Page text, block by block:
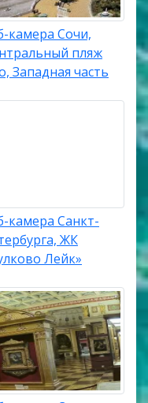
камера Сочи,
пляж
Западная часть
камера Санкт-
ЖК
Лейк»